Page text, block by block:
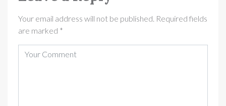
Your email address will not be published. Required fields
are marked *